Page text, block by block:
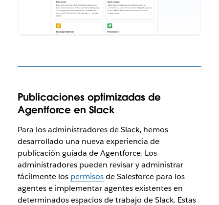
Publicaciones optimizadas de
Agentforce en Slack
Para los administradores de Slack, hemos
desarrollado una nueva experiencia de
publicación guiada de Agentforce. Los
administradores pueden revisar y administrar
fácilmente los permisosde Salesforce para los
agentes e implementar agentes existentes en
determinados espacios de trabajo de Slack. Estas